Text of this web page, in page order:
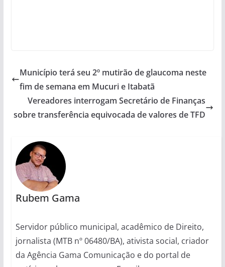
Município terá seu 2º mutirão de glaucoma neste
fim de semana em Mucuri e Itabatã
Vereadores interrogam Secretário de Finanças
sobre transferência equivocada de valores de TFD
Rubem Gama
Servidor público municipal, acadêmico de Direito,
jornalista (MTB nº 06480/BA), ativista social, criador
da Agência Gama Comunicação e do portal de